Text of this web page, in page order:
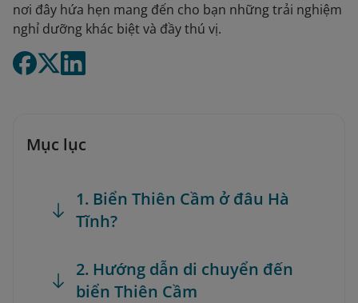
nơi đây hứa hẹn mang đến cho bạn những trải nghiệm
nghỉ dưỡng khác biệt và đầy thú vị.
Mục lục
1. Biển Thiên Cầm ở đâu Hà
Tĩnh?
2. Hướng dẫn di chuyển đến
biển Thiên Cầm